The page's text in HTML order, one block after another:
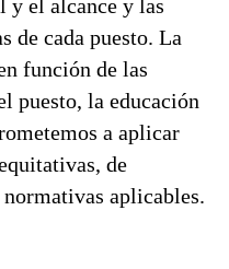
y el alcance y las
de cada puesto. La
función de las
puesto, la educación
a aplicar
de
aplicables.